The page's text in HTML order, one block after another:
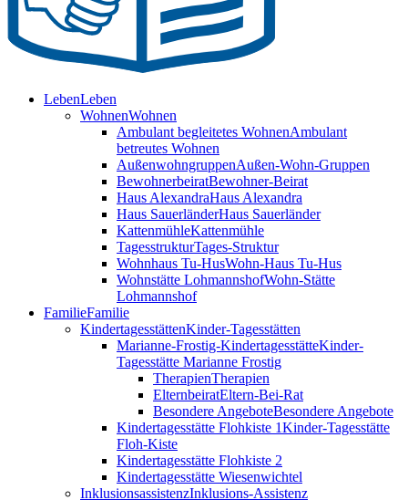
LebenLeben
WohnenWohnen
Ambulant begleitetes WohnenAmbulant
betreutes Wohnen
AußenwohngruppenAußen-Wohn-Gruppen
BewohnerbeiratBewohner-Beirat
Haus AlexandraHaus Alexandra
Haus SauerländerHaus Sauerländer
KattenmühleKattenmühle
TagesstrukturTages-Struktur
Wohnhaus Tu-HusWohn-Haus Tu-Hus
Wohnstätte LohmannshofWohn-Stätte
Lohmannshof
FamilieFamilie
Kinder­tages­stättenKinder-Tages­stätten
Marianne-Frostig-KindertagesstätteKinder-
Tagesstätte Marianne Frostig
TherapienTherapien
ElternbeiratEltern-Bei-Rat
Besondere AngeboteBesondere Angebote
Kindertagesstätte Flohkiste 1Kinder-Tagesstätte
Floh-Kiste
Kindertagesstätte Flohkiste 2
Kindertagesstätte Wiesenwichtel
InklusionsassistenzInklusions-Assistenz